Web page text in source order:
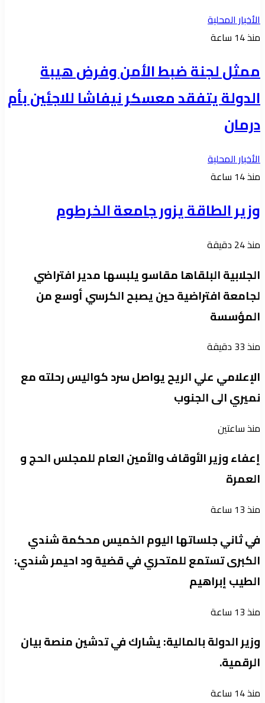
الأخبار المحلية
منذ 14 ساعة
ممثل لجنة ضبط الأمن وفرض هيبة
الدولة يتفقد معسكر نيفاشا للاجئين بأم
درمان
الأخبار المحلية
منذ 14 ساعة
وزير الطاقة يزور جامعة الخرطوم
منذ 24 دقيقة
الجلابية البلقاها مقاسو يلبسها ​مدير افتراضي
لجامعة افتراضية حين يصبح الكرسي أوسع من
المؤسسة
منذ 33 دقيقة
الإعلامي علي الريح يواصل سرد كواليس رحلته مع
نميري الى الجنوب
منذ ساعتين
إعفاء وزير الأوقاف والأمين العام للمجلس الحج و
العمرة
منذ 13 ساعة
في ثاني جلساتها اليوم الخميس محكمة شندي
الكبرى تستمع للمتحري في قضية ود احيمر شندي:
الطيب إبراهيم
منذ 13 ساعة
وزير الدولة بالمالية: يشارك في تدشين منصة بيان
الرقمية.
منذ 14 ساعة